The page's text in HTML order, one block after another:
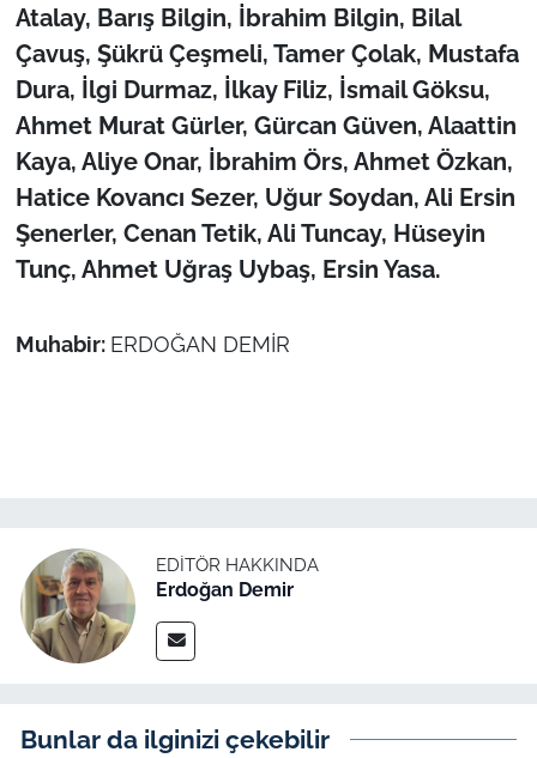
Atalay, Barış Bilgin, İbrahim Bilgin, Bilal
Çavuş, Şükrü Çeşmeli, Tamer Çolak, Mustafa
Dura, İlgi Durmaz, İlkay Filiz, İsmail Göksu,
Ahmet Murat Gürler, Gürcan Güven, Alaattin
Kaya, Aliye Onar, İbrahim Örs, Ahmet Özkan,
Hatice Kovancı Sezer, Uğur Soydan, Ali Ersin
Şenerler, Cenan Tetik, Ali Tuncay, Hüseyin
Tunç, Ahmet Uğraş Uybaş, Ersin Yasa.
Muhabir: ERDOĞAN DEMİR
EDITÖR HAKKINDA
Erdoğan Demir
Bunlar da ilginizi çekebilir